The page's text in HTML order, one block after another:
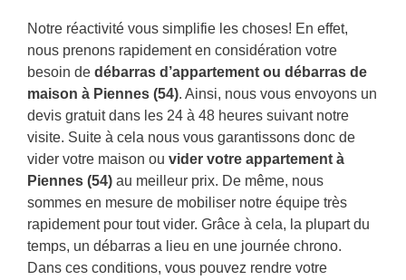
Notre réactivité vous simplifie les choses! En effet,
nous prenons rapidement en considération votre
besoin de débarras d’appartement ou débarras de
maison à Piennes (54). Ainsi, nous vous envoyons un
devis gratuit dans les 24 à 48 heures suivant notre
visite. Suite à cela nous vous garantissons donc de
vider votre maison ou vider votre appartement à
Piennes (54) au meilleur prix. De même, nous
sommes en mesure de mobiliser notre équipe très
rapidement pour tout vider. Grâce à cela, la plupart du
temps, un débarras a lieu en une journée chrono.
Dans ces conditions, vous pouvez rendre votre